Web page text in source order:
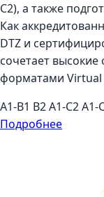
C2), а также
Как
DTZ и
сочетает высокие
форматами Virtual
A1-B1 B2A1-C2A1-
Подробнее